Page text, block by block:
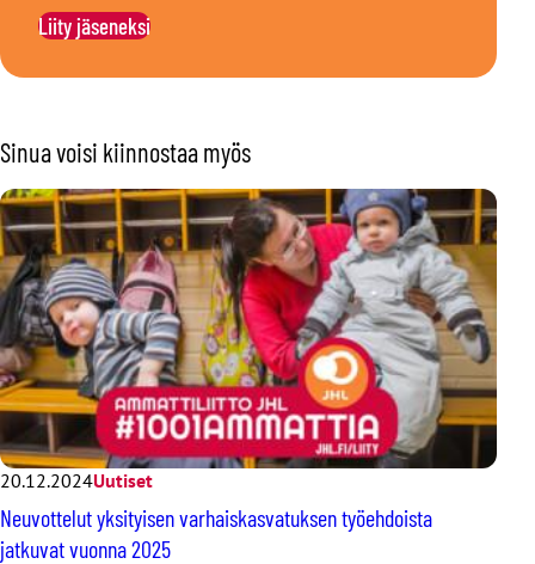
Liity jäseneksi
Sinua voisi kiinnostaa myös
20.12.2024Uutiset
Neuvottelut yksityisen varhaiskasvatuksen työehdoista
jatkuvat vuonna 2025